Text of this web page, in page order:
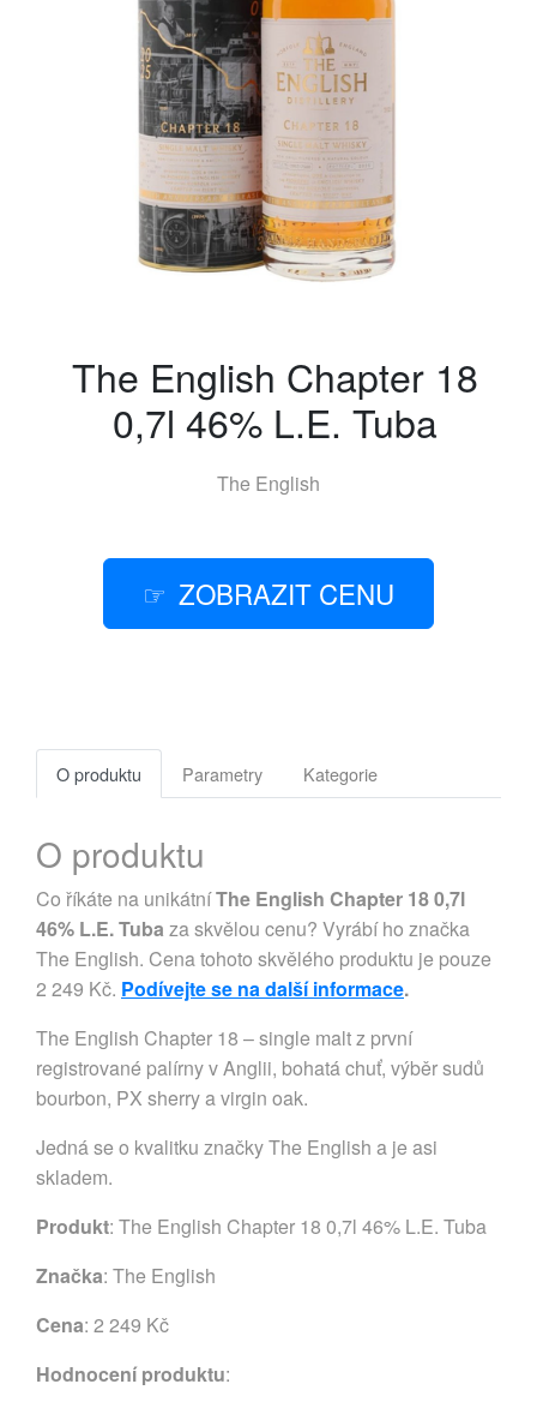
The English Chapter 18
0,7l 46% L.E. Tuba
The English
ZOBRAZIT CENU
O produktu Parametry Kategorie
O produktu
Co říkáte na unikátníThe English Chapter 18 0,7l
46% L.E. Tuba za skvělou cenu? Vyrábí ho značka
The English. Cena tohoto skvělého produktu je pouze
2 249 Kč. Podívejte se na další informace.
The English Chapter 18 – single malt z první
registrované palírny v Anglii, bohatá chuť, výběr sudů
bourbon, PX sherry a virgin oak.
Jedná se o kvalitku značky The English a je asi
skladem.
Produkt: The English Chapter 18 0,7l 46% L.E. Tuba
Značka: The English
Cena: 2 249 Kč
Hodnocení produktu: